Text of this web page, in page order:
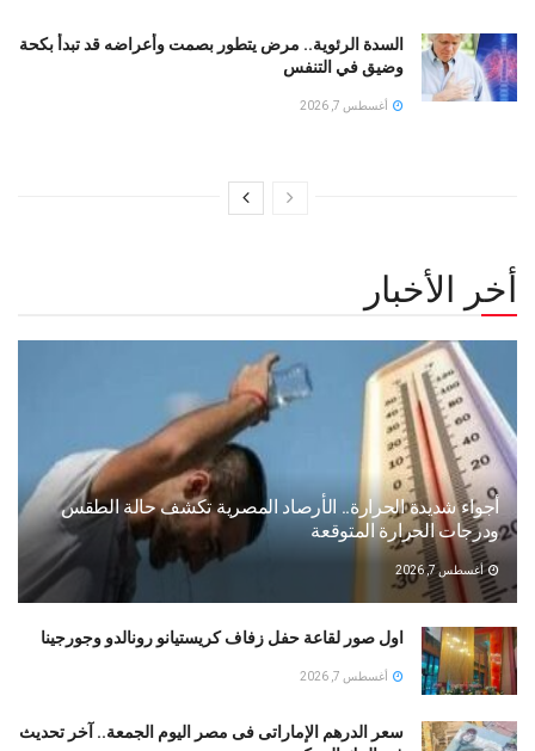
السدة الرئوية.. مرض يتطور بصمت وأعراضه قد تبدأ بكحة
وضيق في التنفس
أغسطس 7, 2026
أخر الأخبار
أجواء شديدة الحرارة.. الأرصاد المصرية تكشف حالة الطقس
ودرجات الحرارة المتوقعة
أغسطس 7, 2026
اول صور لقاعة حفل زفاف كريستيانو رونالدو وجورجينا
أغسطس 7, 2026
سعر الدرهم الإماراتى فى مصر اليوم الجمعة.. آخر تحديث